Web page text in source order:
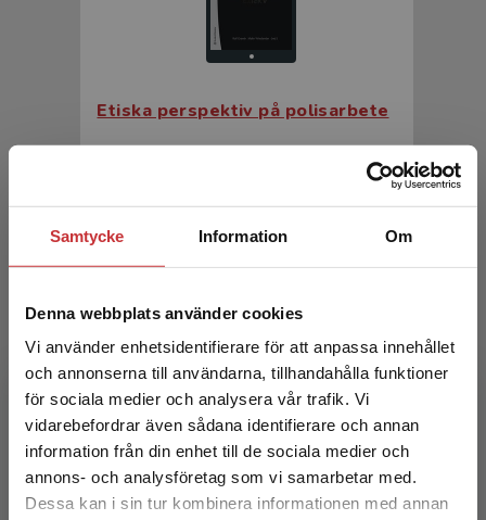
Samtycke Information Om
Denna webbplats använder cookies
Vi använder enhetsidentifierare för att anpassa innehållet
och annonserna till användarna, tillhandahålla funktioner
för sociala medier och analysera vår trafik. Vi
vidarebefordrar även sådana identifierare och annan
information från din enhet till de sociala medier och
annons- och analysföretag som vi samarbetar med.
Dessa kan i sin tur kombinera informationen med annan
Begränsad fraktregion
Etiska perspektiv på polisarbete
Etiska perspektiv på polisarbete
Granér, R - Wieslander, M (red.)